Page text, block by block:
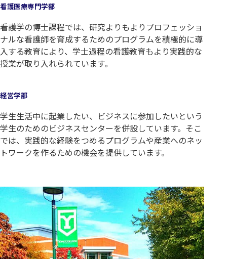
看護医療専門学部
看護学の博士課程では、研究よりもよりプロフェッショ
ナルな看護師を育成するためのプログラムを積極的に導
入する教育により、学士過程の看護教育もより実践的な
授業が取り入れられています。
経営学部
学生生活中に起業したい、ビジネスに参加したいという
学生のためのビジネスセンターを併設しています。そこ
では、実践的な経験をつめるプログラムや産業へのネッ
トワークを作るための機会を提供しています。